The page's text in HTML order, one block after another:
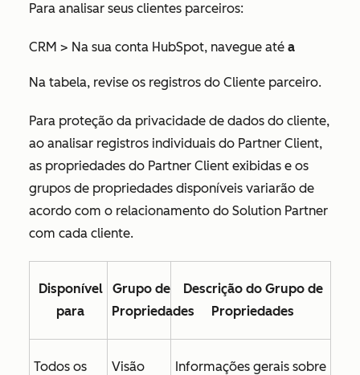
Para analisar seus clientes parceiros:
CRM > Na sua conta HubSpot, navegue até a
Na tabela, revise os registros do Cliente parceiro.
Para proteção da privacidade de dados do cliente,
ao analisar registros individuais do Partner Client,
as propriedades do Partner Client exibidas e os
grupos de propriedades disponíveis variarão de
acordo com o relacionamento do Solution Partner
com cada cliente.
Disponível
para
Grupo de
Propriedades
Descrição do Grupo de
Propriedades
Todos os
Visão
Informações gerais sobre